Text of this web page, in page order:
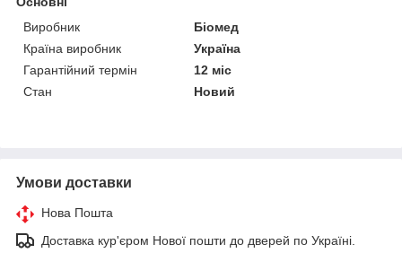
Виробник
Біомед
Країна виробник
Україна
Гарантійний термін
12 міс
Стан
Новий
Умови доставки
Нова Пошта
Доставка кур'єром Нової пошти до дверей по Україні.